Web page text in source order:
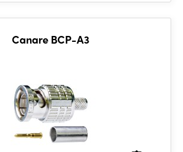
Canare BCP-A3